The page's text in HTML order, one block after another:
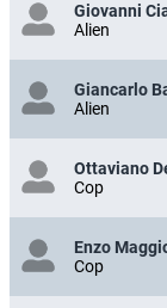
Giovanni
Alien
Giancarlo
Alien
Ottaviano
Cop
Enzo
Cop